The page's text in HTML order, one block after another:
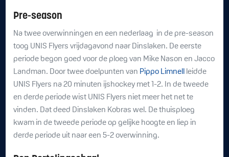
Pre-season
Na twee overwinningen en een nederlaag in de pre-season
toog UNIS Flyers vrijdagavond naar Dinslaken. De eerste
periode begon goed voor de ploeg van Mike Nason en Jacco
Landman. Door twee doelpunten van Pippo Limnell
leidde
UNIS Flyers na 20 minuten ijshockey met 1-2. In de tweede
en derde periode wist UNIS Flyers niet meer het net te
vinden. Dat deed Dinslaken Kobras wel. De thuisploeg
kwam in de tweede periode op gelijke hoogte en liep in
derde periode uit naar een 5-2 overwinning.